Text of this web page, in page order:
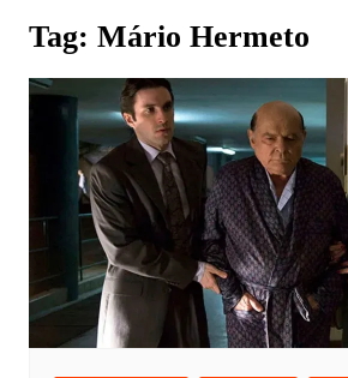
Tag: Mário Hermeto